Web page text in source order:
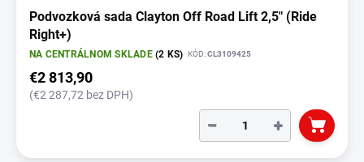
Podvozková sada Clayton Off Road Lift 2,5" (Ride
Right+)
NA CENTRÁLNOM SKLADE(2 KS) KÓD:CL3109425
€2 813,90
(€2 287,72 bez DPH)
+
−